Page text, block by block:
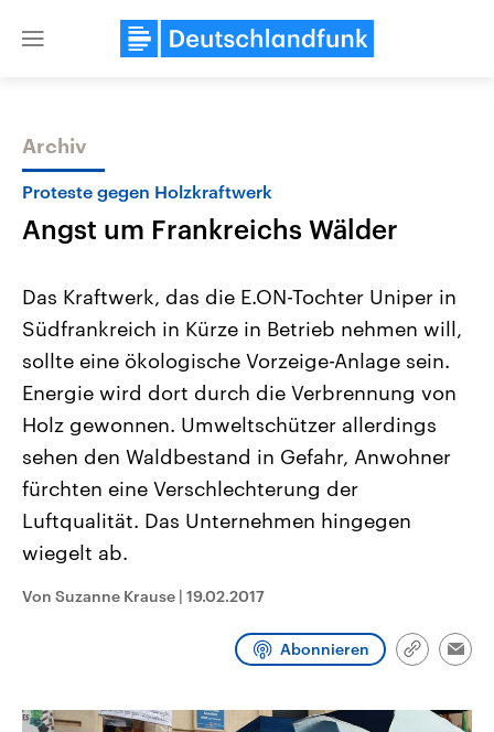
Close
Themen
Landtagswahl Sachsen-Anhalt
2026
Alle Informationen
Sachsen-Anhalt wählt am 6.
September 2026 einen neuen
Bundesland von einer Koalition aus
Umfragen, Prognosen,
Wahlprogramme, aktuelle Berichte
und Hintergründe zu den Parteien
Wahl.
USA
Aktuelle Beiträge,
Hintergründe
Wirtschaftlich und
gehören die Vereinigten
den mächtigsten Ländern
mit großem Einfluss auf
Sendungen
Archiv
Proteste gegen Holzkraftwerk
Angst um Frankreichs Wälder
Das Kraftwerk, das die E.ON-Tochter Uniper in
Südfrankreich in Kürze in Betrieb nehmen will,
sollte eine ökologische Vorzeige-Anlage sein.
Energie wird dort durch die Verbrennung von
Holz gewonnen. Umweltschützer allerdings
sehen den Waldbestand in Gefahr, Anwohner
fürchten eine Verschlechterung der
Luftqualität. Das Unternehmen hingegen
wiegelt ab.
Von Suzanne Krause | 19.02.2017
Abonnieren
Link